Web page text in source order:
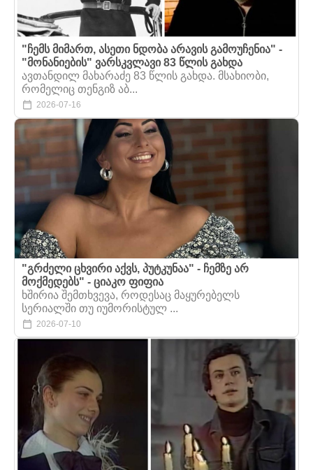
"ჩემს მიმართ, ასეთი ნდობა არავის გამოუჩენია" -
"მონანიების" ვარსკვლავი 83 წლის გახდა
ავთანდილ მახარაძე 83 წლის გახდა. მსახიობი,
რომელიც თენგიზ აბ...
2026-07-16
"გრძელი ცხვირი აქვს, პუტკუნაა" - ჩემზე არ
მოქმედებს" - ციაკო ფიფია
ხშირია შემთხვევა, როდესაც მაყურებელს
სერიალში თუ იუმორისტულ ...
2026-07-10